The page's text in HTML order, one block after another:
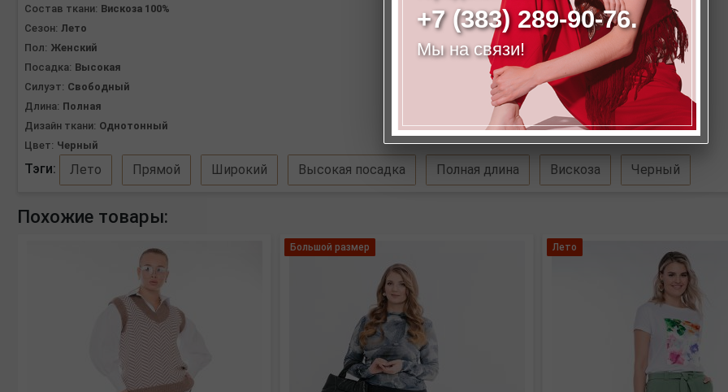
Состав ткани: Вискоза 100%
Сезон: Лето
Пол: Женский
Посадка: Высокая
Силуэт: Свободный
Длина: Полная
Дизайн ткани: Однотонный
Цвет: Черный
Тэги: Лето Прямой Широкий Высокая посадка Полная длина Вискоза Черный
Похожие товары:
Большой размер Лето
+7 (383) 289-90-76.
Мы на связи!